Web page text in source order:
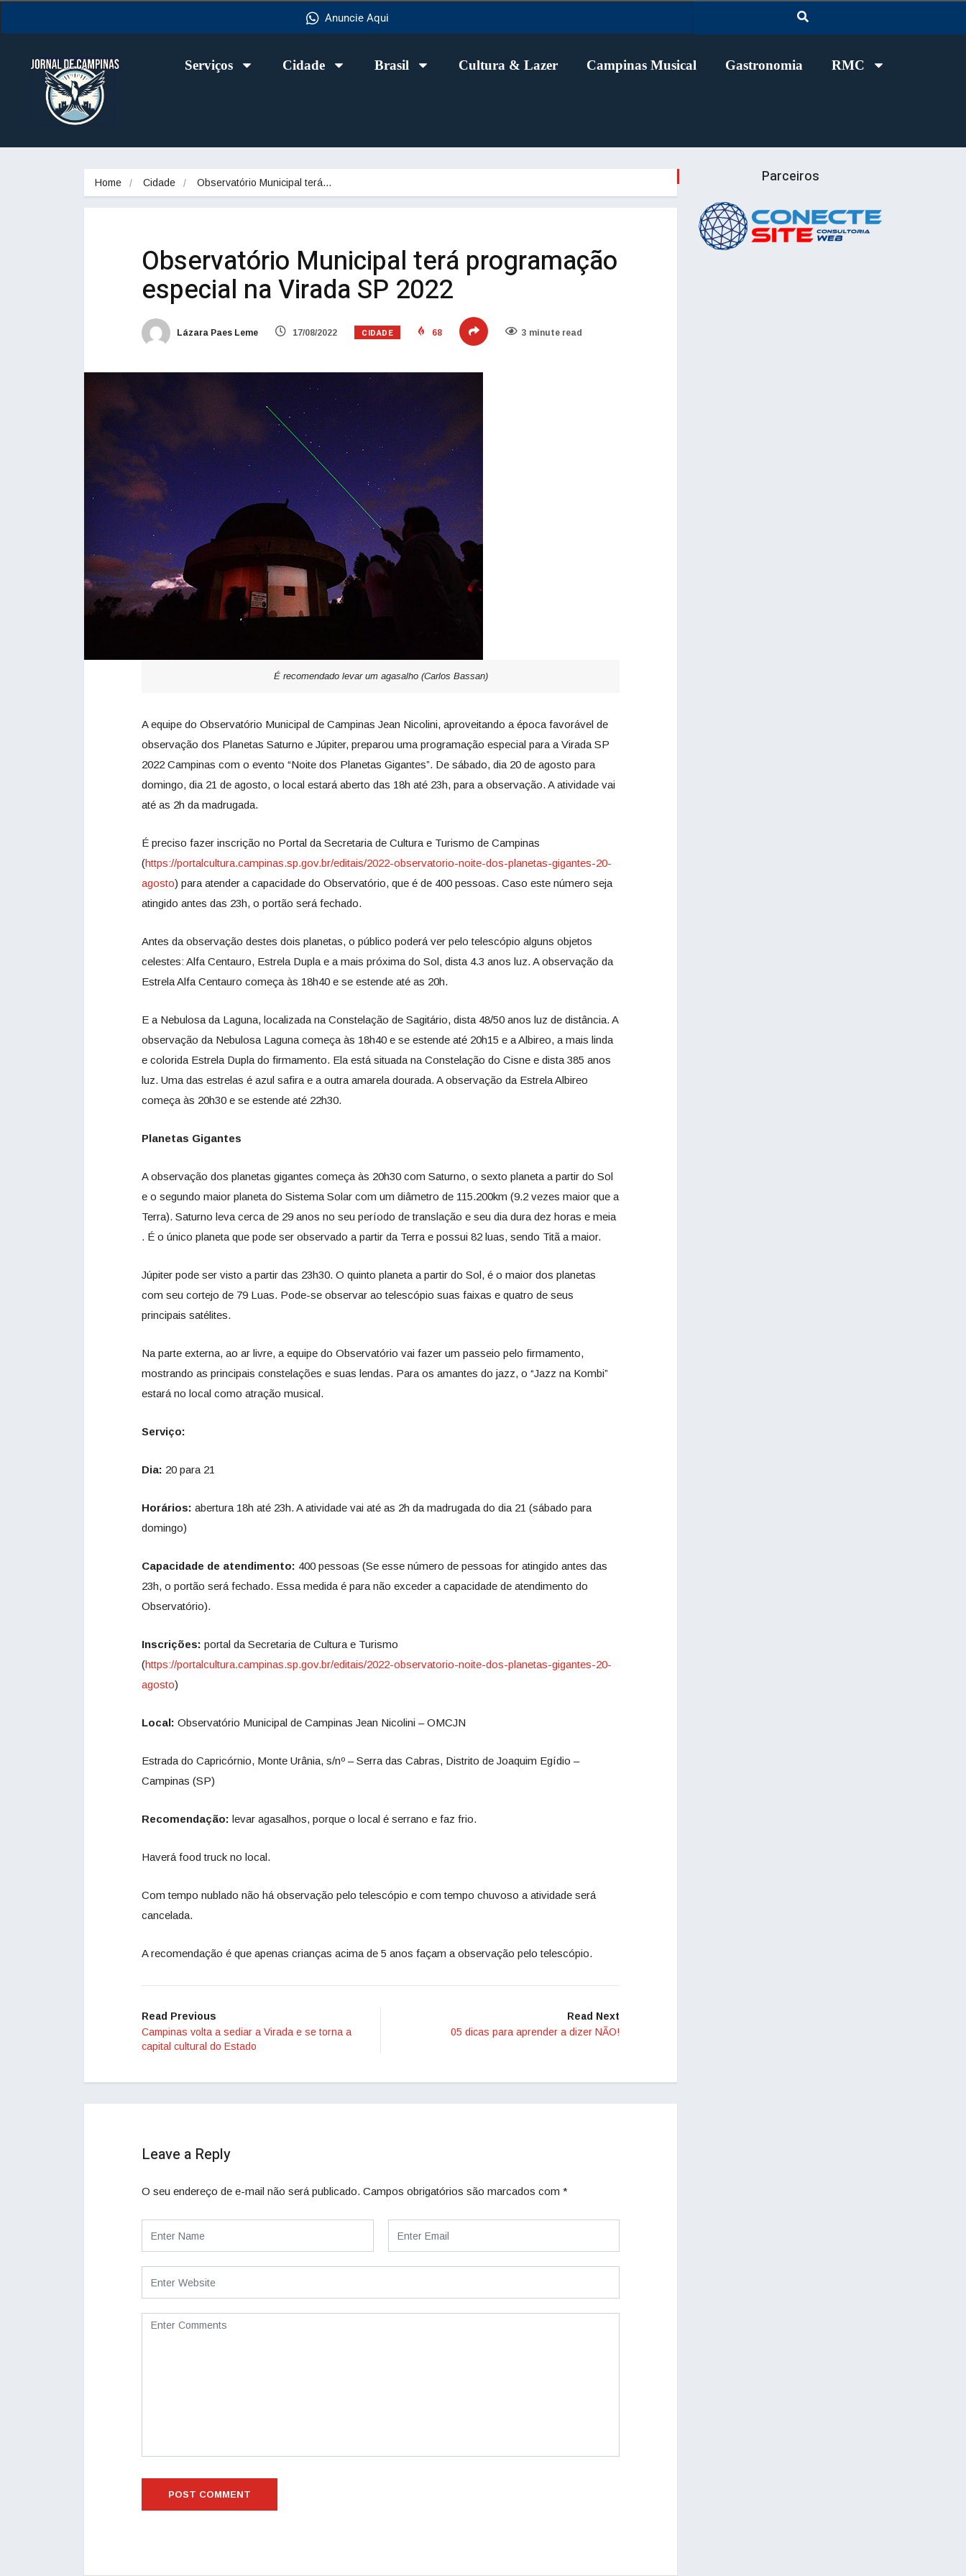
Anuncie Aqui
Serviços Cidade Brasil Cultura & Lazer Campinas Musical Gastronomia RMC
Home Cidade Observatório Municipal terá…
Observatório Municipal terá programação
especial na Virada SP 2022
Lázara Paes Leme 17/08/2022 CIDADE 68 3 minute read
É recomendado levar um agasalho (Carlos Bassan)
A equipe do Observatório Municipal de Campinas Jean Nicolini, aproveitando a época favorável de
observação dos Planetas Saturno e Júpiter, preparou uma programação especial para a Virada SP
2022 Campinas com o evento “Noite dos Planetas Gigantes”. De sábado, dia 20 de agosto para
domingo, dia 21 de agosto, o local estará aberto das 18h até 23h, para a observação. A atividade vai
até as 2h da madrugada.
É preciso fazer inscrição no Portal da Secretaria de Cultura e Turismo de Campinas
(https://portalcultura.campinas.sp.gov.br/editais/2022-observatorio-noite-dos-planetas-gigantes-20-
agosto) para atender a capacidade do Observatório, que é de 400 pessoas. Caso este número seja
atingido antes das 23h, o portão será fechado.
Antes da observação destes dois planetas, o público poderá ver pelo telescópio alguns objetos
celestes: Alfa Centauro, Estrela Dupla e a mais próxima do Sol, dista 4.3 anos luz. A observação da
Estrela Alfa Centauro começa às 18h40 e se estende até as 20h.
E a Nebulosa da Laguna, localizada na Constelação de Sagitário, dista 48/50 anos luz de distância. A
observação da Nebulosa Laguna começa às 18h40 e se estende até 20h15 e a Albireo, a mais linda
e colorida Estrela Dupla do firmamento. Ela está situada na Constelação do Cisne e dista 385 anos
luz. Uma das estrelas é azul safira e a outra amarela dourada. A observação da Estrela Albireo
começa às 20h30 e se estende até 22h30.
Planetas Gigantes
A observação dos planetas gigantes começa às 20h30 com Saturno, o sexto planeta a partir do Sol
e o segundo maior planeta do Sistema Solar com um diâmetro de 115.200km (9.2 vezes maior que a
Terra). Saturno leva cerca de 29 anos no seu período de translação e seu dia dura dez horas e meia
. É o único planeta que pode ser observado a partir da Terra e possui 82 luas, sendo Titã a maior.
Júpiter pode ser visto a partir das 23h30. O quinto planeta a partir do Sol, é o maior dos planetas
com seu cortejo de 79 Luas. Pode-se observar ao telescópio suas faixas e quatro de seus
principais satélites.
Na parte externa, ao ar livre, a equipe do Observatório vai fazer um passeio pelo firmamento,
mostrando as principais constelações e suas lendas. Para os amantes do jazz, o “Jazz na Kombi”
estará no local como atração musical.
Serviço:
Dia: 20 para 21
Horários: abertura 18h até 23h. A atividade vai até as 2h da madrugada do dia 21 (sábado para
domingo)
Capacidade de atendimento: 400 pessoas (Se esse número de pessoas for atingido antes das
23h, o portão será fechado. Essa medida é para não exceder a capacidade de atendimento do
Observatório).
Inscrições: portal da Secretaria de Cultura e Turismo
(https://portalcultura.campinas.sp.gov.br/editais/2022-observatorio-noite-dos-planetas-gigantes-20-
agosto)
Local: Observatório Municipal de Campinas Jean Nicolini – OMCJN
Estrada do Capricórnio, Monte Urânia, s/nº – Serra das Cabras, Distrito de Joaquim Egídio –
Campinas (SP)
Recomendação: levar agasalhos, porque o local é serrano e faz frio.
Haverá food truck no local.
Com tempo nublado não há observação pelo telescópio e com tempo chuvoso a atividade será
cancelada.
A recomendação é que apenas crianças acima de 5 anos façam a observação pelo telescópio.
Read Previous
Campinas volta a sediar a Virada e se torna a
capital cultural do Estado
Read Next
05 dicas para aprender a dizer NÃO!
Leave a Reply
O seu endereço de e-mail não será publicado. Campos obrigatórios são marcados com *
Parceiros